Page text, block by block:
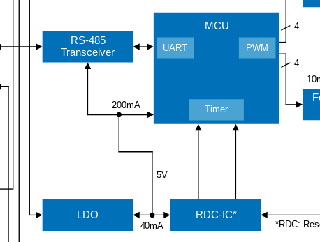
RS-485
Transceiver
LDO
200mA
5V
40mA
4
4
*RDC:
MCU
UART PWM
Timer
RDC-IC*